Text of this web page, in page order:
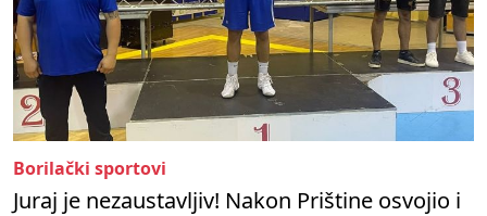
Borilački sportovi
Juraj je nezaustavljiv! Nakon Prištine osvojio i